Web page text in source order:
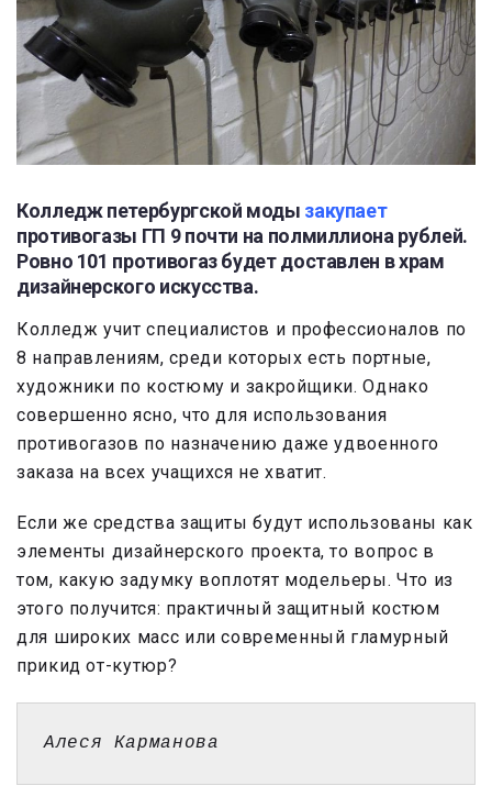
Колледж петербургской моды закупает
противогазы ГП 9 почти на полмиллиона рублей.
Ровно 101 противогаз будет доставлен в храм
дизайнерского искусства.
Колледж учит специалистов и профессионалов по
8 направлениям, среди которых есть портные,
художники по костюму и закройщики. Однако
совершенно ясно, что для использования
противогазов по назначению даже удвоенного
заказа на всех учащихся не хватит.
Если же средства защиты будут использованы как
элементы дизайнерского проекта, то вопрос в
том, какую задумку воплотят модельеры. Что из
этого получится: практичный защитный костюм
для широких масс или современный гламурный
прикид от-кутюр?
Алеся Карманова